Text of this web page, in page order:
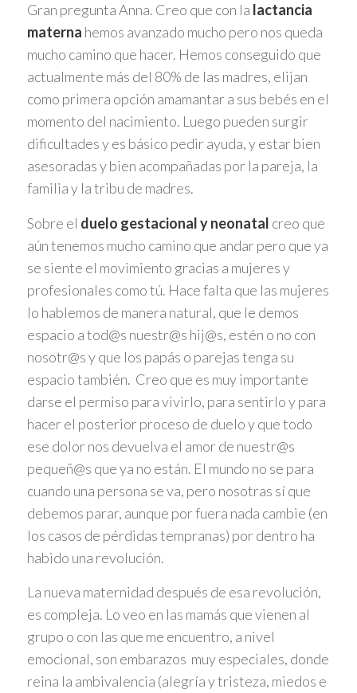
Gran pregunta Anna. Creo que con la lactancia
materna hemos avanzado mucho pero nos queda
mucho camino que hacer. Hemos conseguido que
actualmente más del 80% de las madres, elijan
como primera opción amamantar a sus bebés en el
momento del nacimiento. Luego pueden surgir
dificultades y es básico pedir ayuda, y estar bien
asesoradas y bien acompañadas por la pareja, la
familia y la tribu de madres.
Sobre el duelo gestacional y neonatal creo que
aún tenemos mucho camino que andar pero que ya
se siente el movimiento gracias a mujeres y
profesionales como tú. Hace falta que las mujeres
lo hablemos de manera natural, que le demos
espacio a tod@s nuestr@s hij@s, estén o no con
nosotr@s y que los papás o parejas tenga su
espacio también. Creo que es muy importante
darse el permiso para vivirlo, para sentirlo y para
hacer el posterior proceso de duelo y que todo
ese dolor nos devuelva el amor de nuestr@s
pequeñ@s que ya no están. El mundo no se para
cuando una persona se va, pero nosotras sí que
debemos parar, aunque por fuera nada cambie (en
los casos de pérdidas tempranas) por dentro ha
habido una revolución.
La nueva maternidad después de esa revolución,
es compleja. Lo veo en las mamás que vienen al
grupo o con las que me encuentro, a nivel
emocional, son embarazos muy especiales, donde
reina la ambivalencia (alegría y tristeza, miedos e